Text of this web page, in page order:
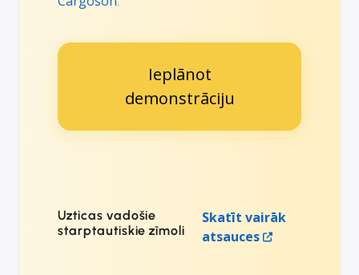
Ieplānot
demonstrāciju
Uzticas vadošie
starptautiskie zīmoli
Skatīt vairāk
atsauces